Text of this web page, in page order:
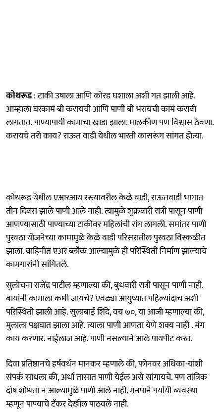
कोथरूड: टाकी उषाला आणि कोरड घशाला अशी गत झाली आहे.
आम्हाला घरकामं बी करायची आणि पाणी बी भरायची कामं करावी
लागतात. पाण्यापायी कामाचा खाडा झाला. मालकीण पण विश्वास ठेवणा.
करायचे तरी काय? राऊत वाडी येथील भारती कासरूंग सांगत होत्या.
कोथरूड येथील एआरआय रस्त्यावरील केळे वाडी, राऊतवाडी भागात
तीन दिवस झाले पाणी आले नाही. त्यामुळे शुक्रवारी रात्री पासून पाणी
आणण्यासाठी पाण्याच्या टाकीवर महिलांची रांग लागली. समांतर पाणी
पुरवठा योजनेच्या कामामुळे केळे वाडी परिसरातील पुरवठा विस्कळीत
झाला. वाहिनीत एअर ब्लॉक आल्यामुळे ही परिस्थिती निर्माण झाल्याचे
कामगारांनी सांगितले.
सुलोचना राजेंद्र पाटील म्हणाल्या की, बुधवारी रात्री पासून पाणी नाही.
बायांनी कामाला कधी जायचे? एवढ्या आयुष्यात पहिल्यांदाच अशी
परिस्थिती झाली आहे. सुलाबाई शिंदे, वय ७०, या आजी म्हणाल्या की,
मुलाला पक्षघात झाला आहे. त्याला पाणी आणता येणे शक्य नाही . मंग
काय करणार. नाईलाज आहे. पाणी नसल्याने आले पायपीट करत.
दिवा प्रतिष्ठानचे हर्षवर्धन मानकर म्हणाले की, फोनवर अधिका-यांशी
संपर्क साधला की, अर्धा तासात पाणी येईल असे सांगायचे. पण तांत्रिक
दोष शोधता न आल्यामुळे पाणी आले नाही. मनपाने पर्यायी व्यवस्था
म्हणून पाण्याचे टॅंकर देखील पाठवले नाही.